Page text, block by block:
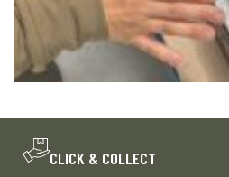
CLICK & COLLECT